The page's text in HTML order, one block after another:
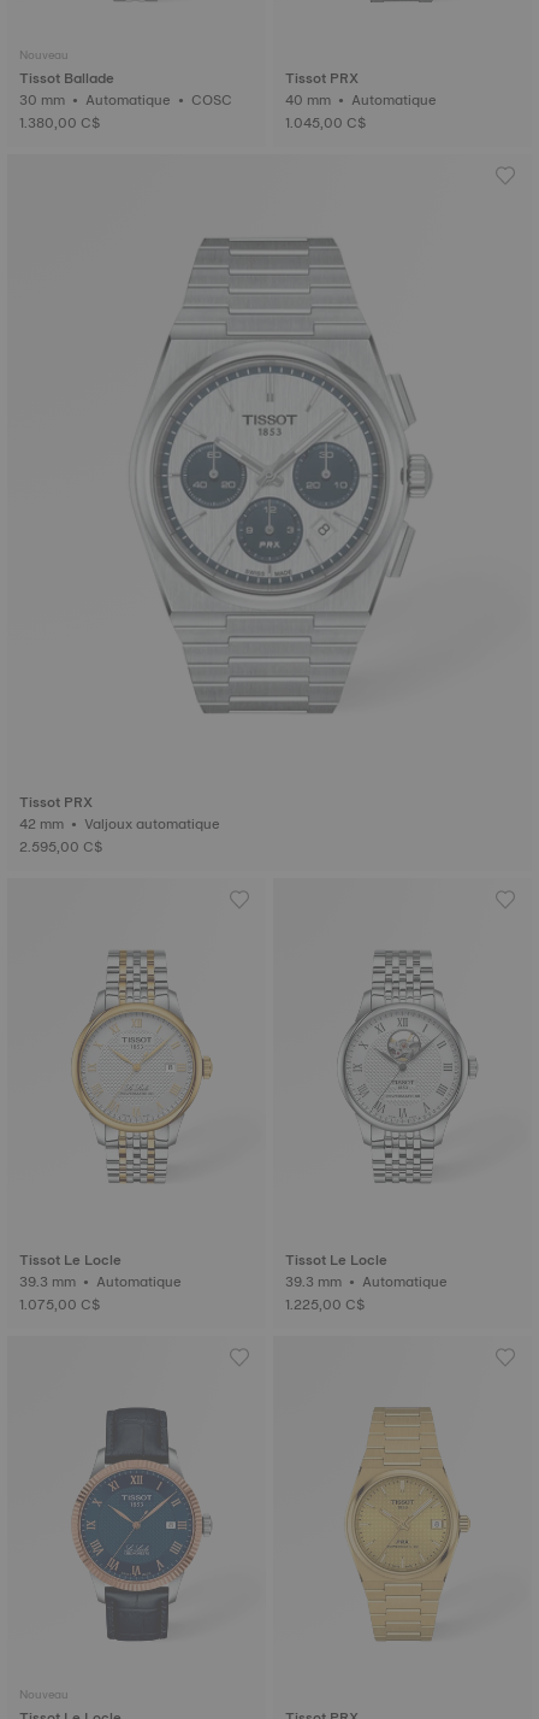
Nouveau
Tissot Ballade
30 mm • Automatique • COSC
1.380,00 C$
Tissot PRX
40 mm • Automatique
1.045,00 C$
Tissot PRX
42 mm • Valjoux automatique
2.595,00 C$
Tissot Le Locle
39.3 mm • Automatique
1.075,00 C$
Tissot Le Locle
39.3 mm • Automatique
1.225,00 C$
Nouveau